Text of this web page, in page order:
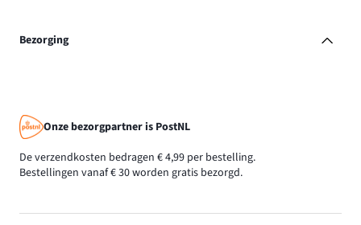
Bezorging
Onze bezorgpartner is PostNL
De verzendkosten bedragen € 4,99 per bestelling.
Bestellingen vanaf € 30 worden gratis bezorgd.